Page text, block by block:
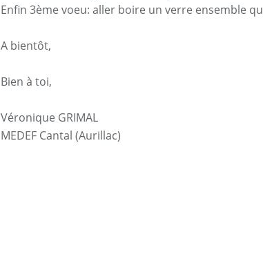
Enfin 3ème voeu: aller boire un verre ensemble
A bientôt,
Bien à toi,
Véronique GRIMAL
MEDEF Cantal (Aurillac)